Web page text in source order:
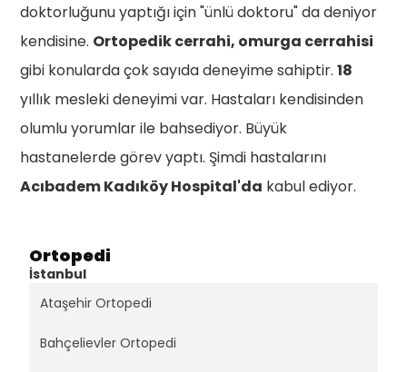
Ortopedi
İstanbul
Ataşehir Ortopedi
Bahçelievler Ortopedi
doktorluğunu yaptığı için "ünlü doktoru" da deniyor
kendisine. Ortopedik cerrahi, omurga cerrahisi
gibi konularda çok sayıda deneyime sahiptir.18
yıllık mesleki deneyimi var. Hastaları kendisinden
olumlu yorumlar ile bahsediyor. Büyük
hastanelerde görev yaptı. Şimdi hastalarını
Acıbadem Kadıköy Hospital'da kabul ediyor.